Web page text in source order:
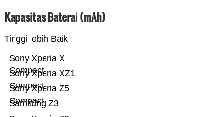
Kapasitas Baterai (mAh)
Tinggi lebih Baik
Samsung Z3
Sony Xperia Z5
Compact
Sony Xperia XZ1
Compact
Sony Xperia X
Compact